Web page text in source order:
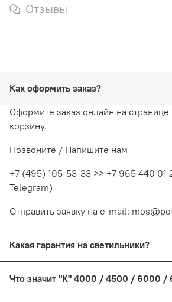
Отзывы
Как оформить заказ?
Оформите заказ онлайн на странице
корзину.
Позвоните / Напишите нам
+7 (495) 105-53-33 >> +7 965 440 01
Telegram)
Отправить заявку на e-mail:
Какая гарантия на светильники?
гарантия от производителя сроком от
Процесс возврата в данном случае
Что значит "К" 4000 / 4500 / 6000 /